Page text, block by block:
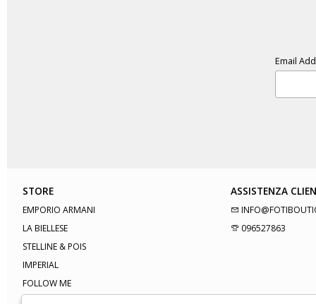
Email
STORE
EMPORIO ARMANI
LA BIELLESE
STELLINE & POIS
IMPERIAL
FOLLOW ME
ASSISTENZA
096527863